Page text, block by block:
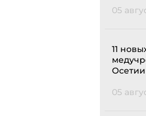
05
11
Осетии
05